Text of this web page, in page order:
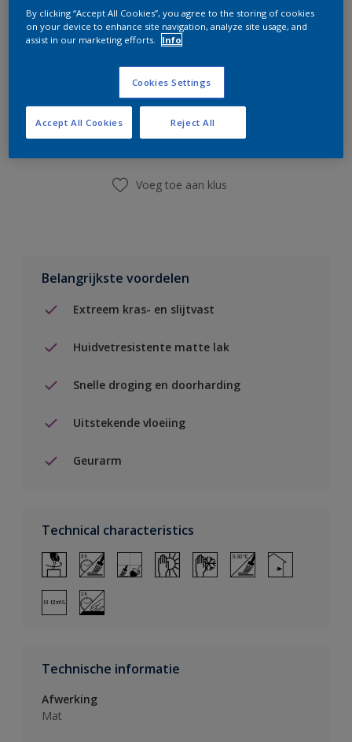
Boodschappenlijst
Vind een winkel
Voeg toe aan klus
Belangrijkste voordelen
Extreem kras- en slijtvast
Huidvetresistente matte lak
Snelle droging en doorharding
Uitstekende vloeiing
Geurarm
Technical characteristics
Technische informatie
Afwerking
Mat
By clicking “Accept All Cookies”, you agree to the storing of cookies
on your device to enhance site navigation, analyze site usage, and
assist in our marketing efforts.
Info
Cookies Settings
Reject All
Accept All Cookies